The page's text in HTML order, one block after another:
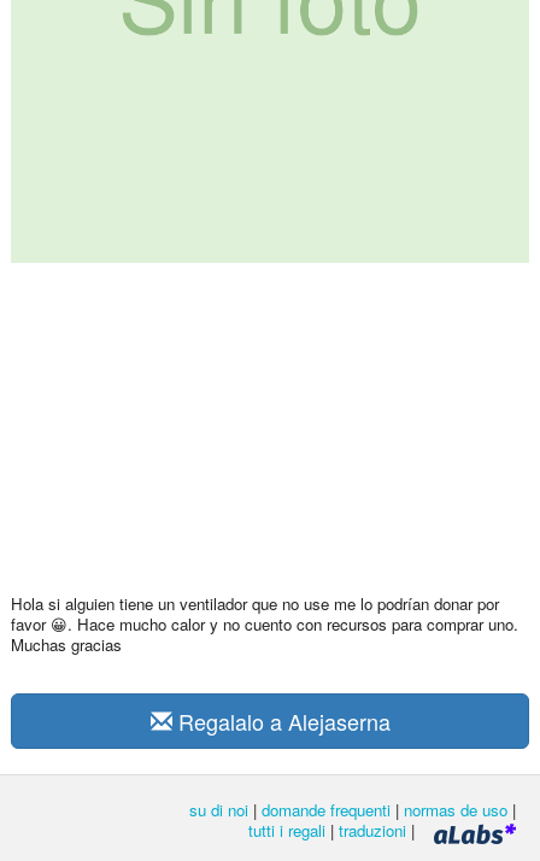
Hola si alguien tiene un ventilador que no use me lo podrían donar por
favor 😀. Hace mucho calor y no cuento con recursos para comprar uno.
Muchas gracias
Regalalo a Alejaserna
su di noi | domande frequenti | normas de uso |
tutti i regali | traduzioni |